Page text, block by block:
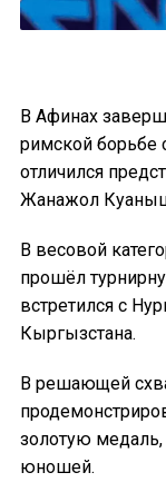
В Афинах
римской борьбе
отличился
Жанажол
В весовой
прошёл
встретился с
Кыргызстана.
В решающей
золотую
юношей.